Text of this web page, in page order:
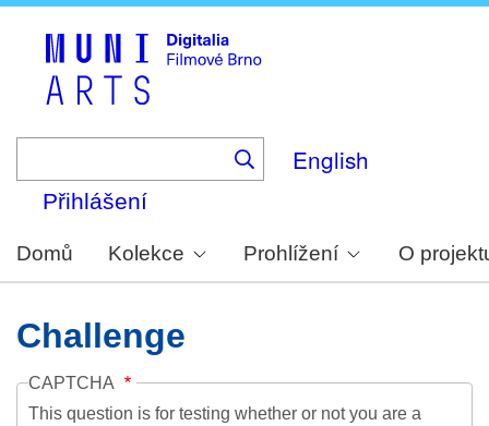
English
Přihlášení
Domů Kolekce Prohlížení O
Challenge
CAPTCHA
This question is for testing whether or not you are a